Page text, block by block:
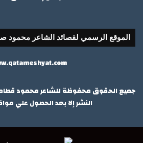
الموقع الرسمي لقصائد الشاعر محمود
جميع الحقوق محفوظة للشاعر محمود
النشر إلا بعد الحصول علي